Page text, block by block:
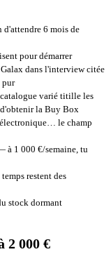
6 mois de
pour démarrer
dans l'interview citée
pur
varié titille les
d'obtenir la Buy Box
le champ
à 1 000 €/semaine, tu
restent des
stock dormant
2 000 €